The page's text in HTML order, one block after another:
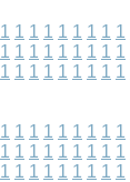
1 1 1 1 1 1 1 1 1
1 1 1 1 1 1 1 1 1
1 1 1 1 1 1 1 1 1
1 1 1 1 1 1 1 1 1
1 1 1 1 1 1 1 1 1
1 1 1 1 1 1 1 1 1